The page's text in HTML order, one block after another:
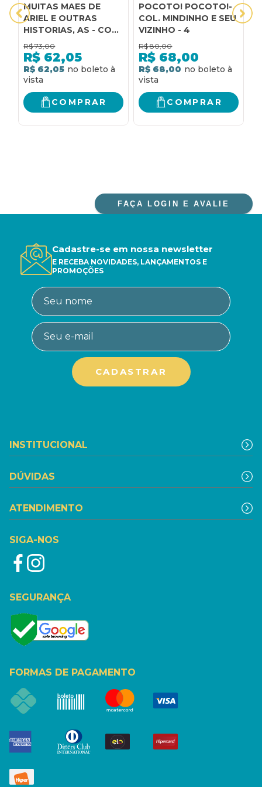
MUITAS MAES DE
ARIEL E OUTRAS
HISTORIAS, AS - COL.
MINDINHO E SEU
VIZINHO - 1
R$ 73,00
R$ 62,05
R$ 62,05
COMPRAR
POCOTO! POCOTO!-
COL. MINDINHO E SEU
VIZINHO - 4
R$ 80,00
R$ 68,00
R$ 68,00
COMPRAR
FAÇA LOGIN E AVALIE
Cadastre-se em nossa newsletter
E RECEBA NOVIDADES, LANÇAMENTOS E
PROMOÇÕES
INSTITUCIONAL
DÚVIDAS
ATENDIMENTO
SIGA-NOS
SEGURANÇA
FORMAS DE PAGAMENTO